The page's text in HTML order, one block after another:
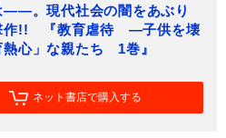
――。現代社会の闇をあぶり
作!! 『教育虐待 ―子供を壊
熱心」な親たち 1巻』
ネット書店で購入する